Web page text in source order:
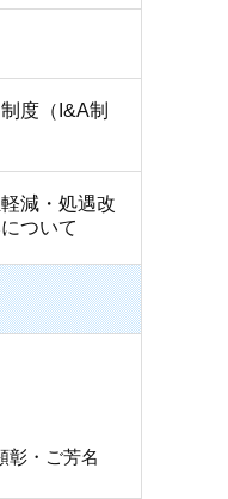
度（I&A制
減・処遇改
ついて
彰・ご芳名